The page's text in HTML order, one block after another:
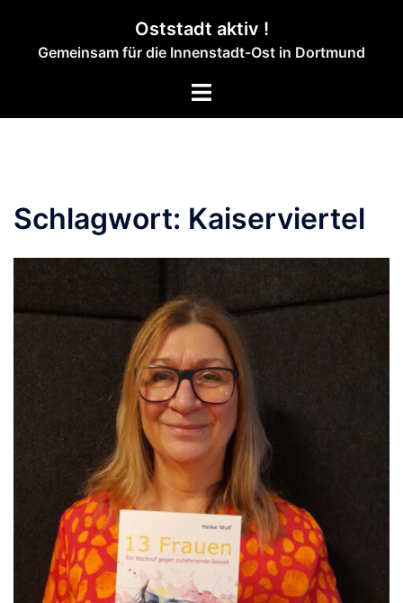
springen
Oststadt aktiv !
Gemeinsam für die Innenstadt-Ost in Dortmund
Menü
Schlagwort: Kaiserviertel